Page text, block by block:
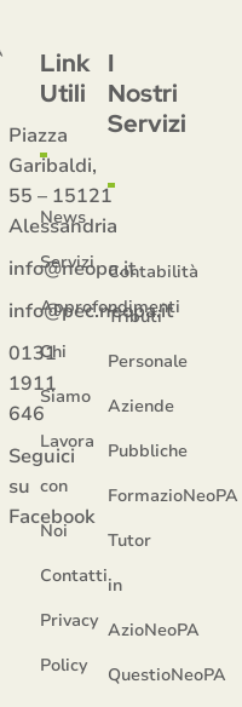
Piazza
Garibaldi,
55 – 15121
Alessandria
info@neopa.it
info@pec.neopa.it
0131
1911
646
Seguici
su
Facebook
Link
Utili
News
Servizi
Approfondimenti
Chi
Siamo
Lavora
con
Noi
Contatti
Privacy
Policy
I
Nostri
Servizi
Contabilità
Tributi
Personale
Aziende
Pubbliche
FormazioNeoPA
Tutor
in
AzioNeoPA
QuestioNeoPA